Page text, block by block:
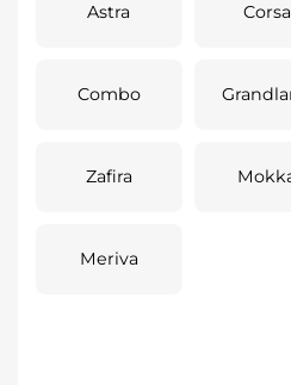
Astra Corsa
Combo
Zafira
Meriva